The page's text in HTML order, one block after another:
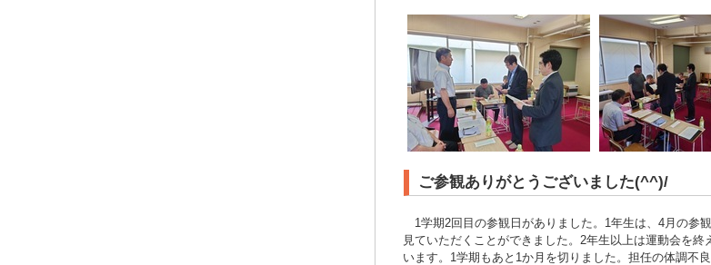
ご参観ありがとうございました(^^)/
1学期2回目の参観日がありました。1年生は、4月の参
見ていただくことができました。2年生以上は運動会を
います。1学期もあと1か月を切りました。担任の体調不